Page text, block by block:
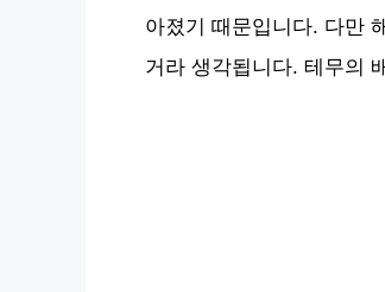
아졌기 때문입니다. 다만
거라 생각됩니다. 테무의